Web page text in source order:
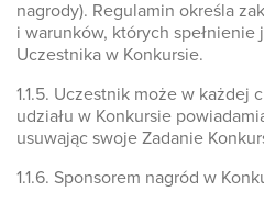
nagrody). Regulamin określa
i warunków, których spełnienie
Uczestnika w Konkursie.
1.1.5. Uczestnik może w każdej
udziału w Konkursie
usuwając swoje Zadanie
1.1.6. Sponsorem nagród w